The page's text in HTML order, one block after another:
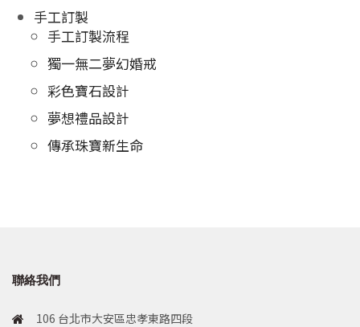
手工訂製
手工訂製流程
獨一無二夢幻婚戒
彩色寶石設計
夢想禮品設計
傳承珠寶新生命
聯絡我們
106 台北市大安區忠孝東路四段